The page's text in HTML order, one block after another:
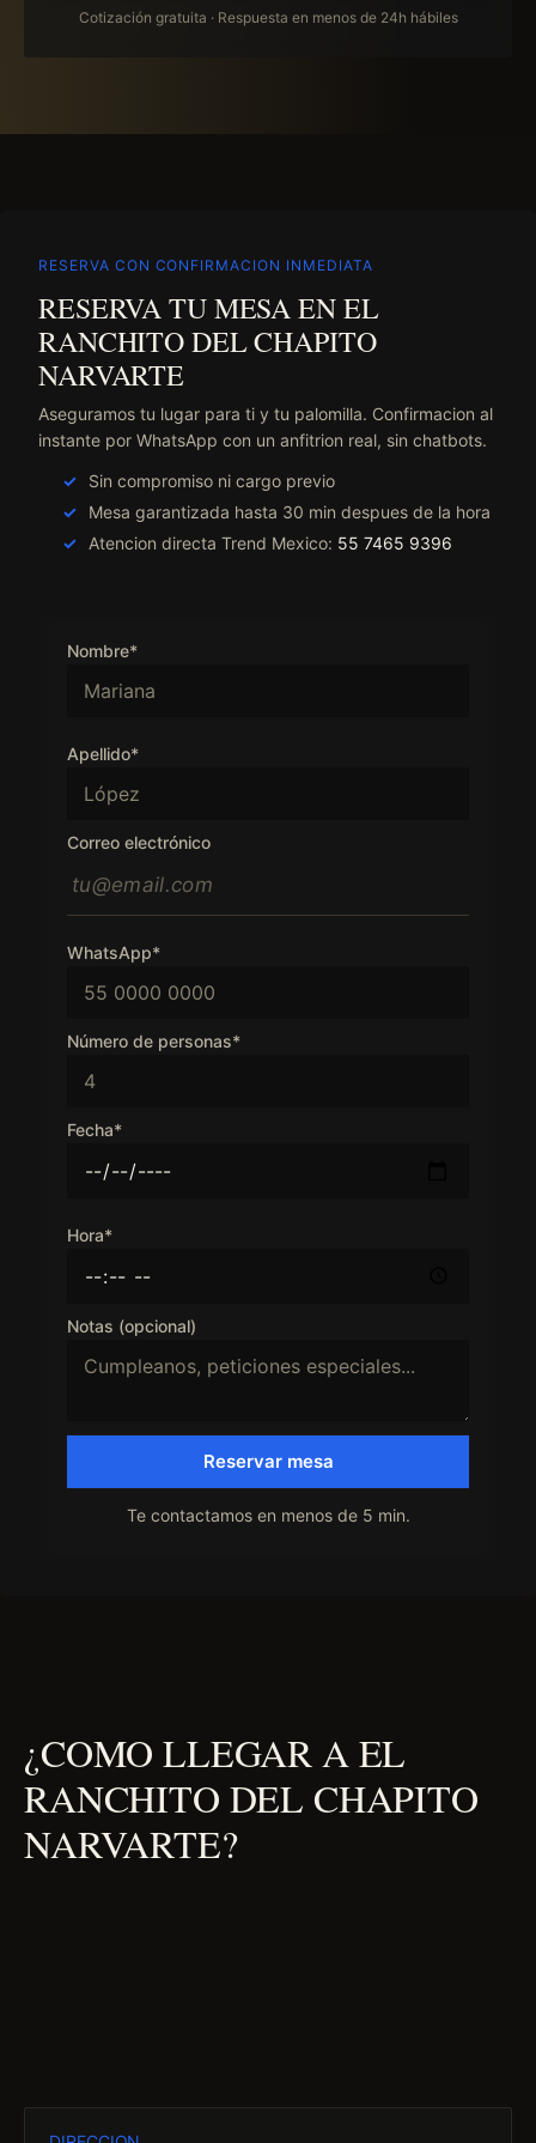
Cotización gratuita · Respuesta en menos de 24h hábiles
RESERVA CON CONFIRMACION INMEDIATA
RESERVA TU MESA EN EL
RANCHITO DEL CHAPITO
NARVARTE
Aseguramos tu lugar para ti y tu palomilla. Confirmacion al
instante por WhatsApp con un anfitrion real, sin chatbots.
Sin compromiso ni cargo previo
Mesa garantizada hasta 30 min despues de la hora
Atencion directa Trend Mexico: 55 7465 9396
Nombre*
Apellido*
Correo electrónico
WhatsApp*
Número de personas*
Fecha*
Hora*
Notas (opcional)
Reservar mesa
Te contactamos en menos de 5 min.
¿COMO LLEGAR A EL
RANCHITO DEL CHAPITO
NARVARTE?